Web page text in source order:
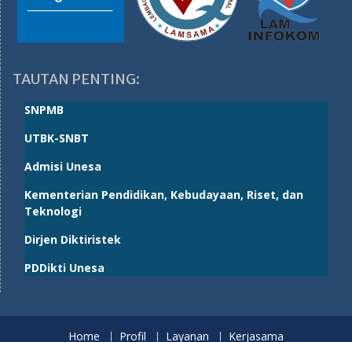
TAUTAN PENTING:
SNPMB
UTBK-SNBT
Admisi Unesa
Kementerian Pendidikan, Kebudayaan, Riset, dan
Teknologi
Dirjen Diktiristek
PDDikti Unesa
Home Profil Layanan Kerjasama